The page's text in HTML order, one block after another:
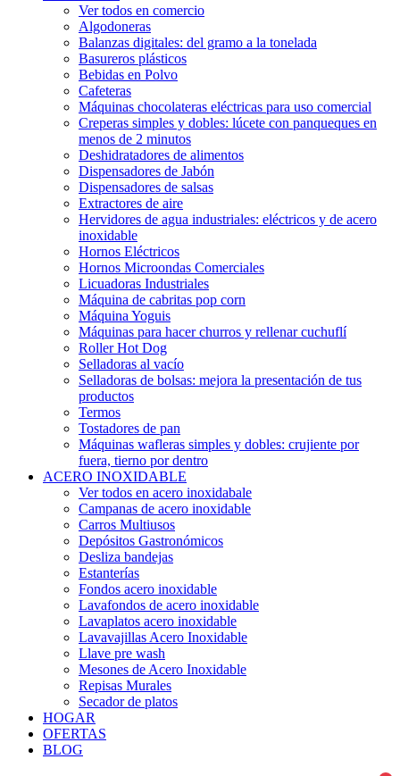
Ver todos en comercio
Algodoneras
Balanzas digitales: del gramo a la tonelada
Basureros plásticos
Bebidas en Polvo
Cafeteras
Máquinas chocolateras eléctricas para uso comercial
Creperas simples y dobles: lúcete con panqueques en
menos de 2 minutos
Deshidratadores de alimentos
Dispensadores de Jabón
Dispensadores de salsas
Extractores de aire
Hervidores de agua industriales: eléctricos y de acero
inoxidable
Hornos Eléctricos
Hornos Microondas Comerciales
Licuadoras Industriales
Máquina de cabritas pop corn
Máquina Yoguis
Máquinas para hacer churros y rellenar cuchuflí
Roller Hot Dog
Selladoras al vacío
Selladoras de bolsas: mejora la presentación de tus
productos
Termos
Tostadores de pan
Máquinas wafleras simples y dobles: crujiente por
fuera, tierno por dentro
ACERO INOXIDABLE
Ver todos en acero inoxidabale
Campanas de acero inoxidable
Carros Multiusos
Depósitos Gastronómicos
Desliza bandejas
Estanterías
Fondos acero inoxidable
Lavafondos de acero inoxidable
Lavaplatos acero inoxidable
Lavavajillas Acero Inoxidable
Llave pre wash
Mesones de Acero Inoxidable
Repisas Murales
Secador de platos
HOGAR
OFERTAS
BLOG